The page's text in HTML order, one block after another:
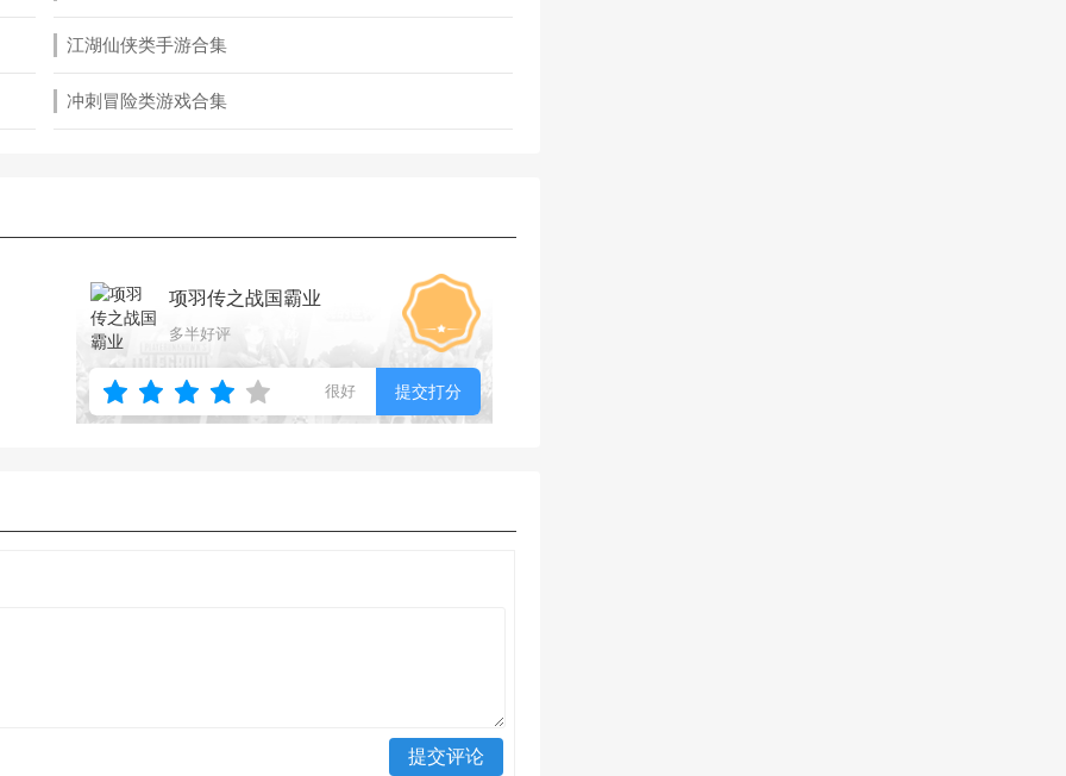
江湖仙侠类手游合集
冲刺冒险类游戏合集
项羽传之战国霸业
多半好评
很好 提交打分